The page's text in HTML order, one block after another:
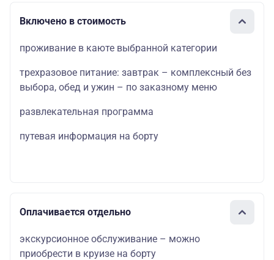
Включено в стоимость
проживание в каюте выбранной категории
трехразовое питание: завтрак – комплексный без
выбора, обед и ужин – по заказному меню
развлекательная программа
путевая информация на борту
Оплачивается отдельно
экскурсионное обслуживание – можно
приобрести в круизе на борту